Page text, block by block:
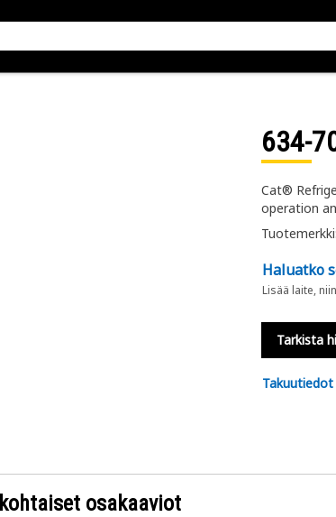
634-
Cat®
operation
Haluatko
Lisää laite,
Tarkista
Takuutiedot
osakaaviot